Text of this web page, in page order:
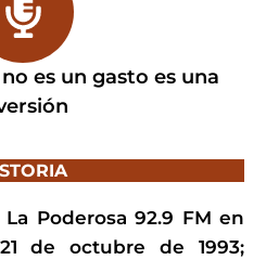
es un gasto es una
Poderosa 92.9 FM en
de octubre de 1993;